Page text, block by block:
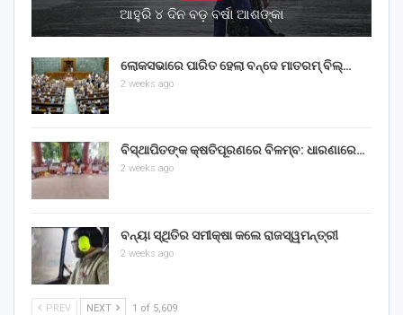
ଆହୁରି ୪ ଦିନ ବଡ଼ ବର୍ଷା ଆଶଙ୍କା
ଲୋକସଭାରେ ପାରିତ ହେଲା ବନ୍ଦେ ମାତରମ୍‌ ବିଲ୍‌…
2 weeks ago
ବିସ୍ଥାପିତଙ୍କ କ୍ଷତିପୂରଣରେ ବିଳମ୍ବ: ଧାରଣାରେ…
2 weeks ago
ବନ୍ୟା ସ୍ଥିତିର ସମୀକ୍ଷା କଲେ ରାଜସ୍ୱମନ୍ତ୍ରୀ
2 weeks ago
PREV NEXT 1 of 5,609